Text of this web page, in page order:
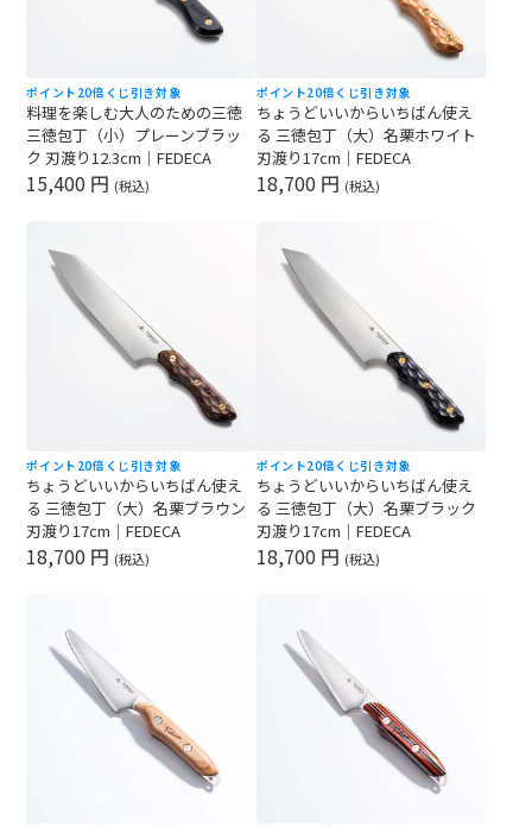
ポイント20倍 くじ引き対象
料理を楽しむ大人のための三徳
三徳包丁（小）プレーンブラッ
ク 刃渡り12.3cm｜FEDECA
15,400 円 (税込)
ポイント20倍 くじ引き対象
ちょうどいいからいちばん使え
る 三徳包丁（大）名栗ホワイト
刃渡り17cm｜FEDECA
18,700 円 (税込)
ポイント20倍 くじ引き対象
ちょうどいいからいちばん使え
る 三徳包丁（大）名栗ブラウン
刃渡り17cm｜FEDECA
18,700 円 (税込)
ポイント20倍 くじ引き対象
ちょうどいいからいちばん使え
る 三徳包丁（大）名栗ブラック
刃渡り17cm｜FEDECA
18,700 円 (税込)